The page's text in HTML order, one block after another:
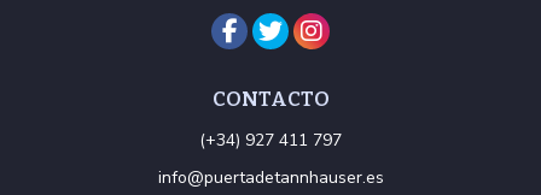
CONTACTO
(+34) 927 411 797
info@puertadetannhauser.es